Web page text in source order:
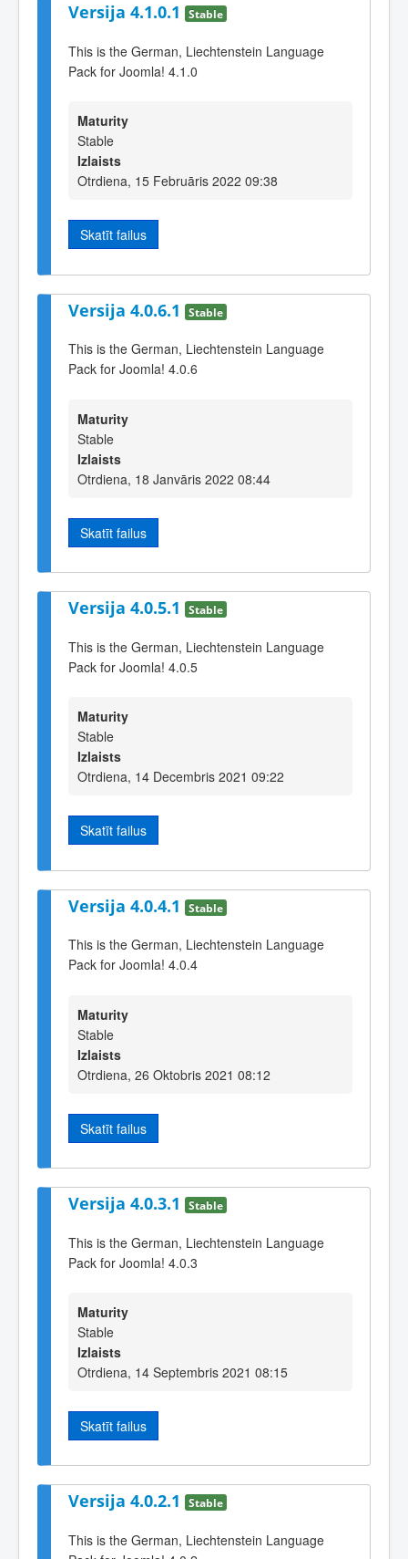
Versija 4.1.0.1 Stable
This is the German, Liechtenstein Language
Pack for Joomla! 4.1.0
Maturity
Stable
Izlaists
Otrdiena, 15 Februāris 2022 09:38
Skatīt failus
Versija 4.0.6.1 Stable
This is the German, Liechtenstein Language
Pack for Joomla! 4.0.6
Maturity
Stable
Izlaists
Otrdiena, 18 Janvāris 2022 08:44
Skatīt failus
Versija 4.0.5.1 Stable
This is the German, Liechtenstein Language
Pack for Joomla! 4.0.5
Maturity
Stable
Izlaists
Otrdiena, 14 Decembris 2021 09:22
Skatīt failus
Versija 4.0.4.1 Stable
This is the German, Liechtenstein Language
Pack for Joomla! 4.0.4
Maturity
Stable
Izlaists
Otrdiena, 26 Oktobris 2021 08:12
Skatīt failus
Versija 4.0.3.1 Stable
This is the German, Liechtenstein Language
Pack for Joomla! 4.0.3
Maturity
Stable
Izlaists
Otrdiena, 14 Septembris 2021 08:15
Skatīt failus
Versija 4.0.2.1 Stable
This is the German, Liechtenstein Language